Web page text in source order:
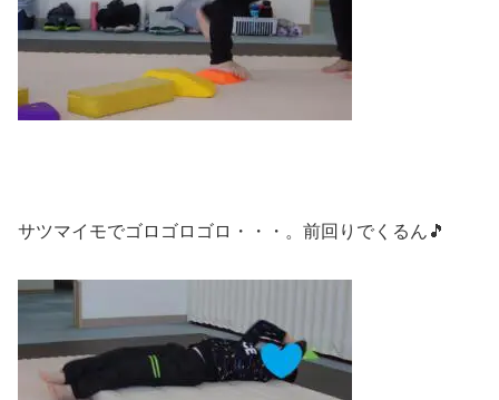
サツマイモでゴロゴロゴロ・・・。前回りでくるん🎵